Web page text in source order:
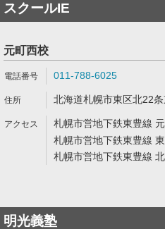
スクールIE
元町西校
011-788-6025
北海道札幌市東区北22
札幌市営地下鉄東豊線
札幌市営地下鉄東豊線
札幌市営地下鉄東豊線
明光義塾